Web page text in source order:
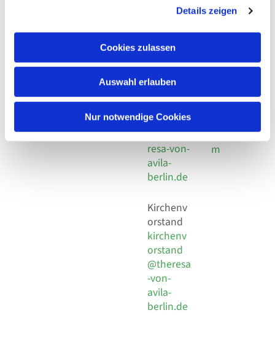
Details zeigen
Cookies zulassen
Auswahl erlauben
Nur notwendige Cookies
Kirchengemeinde Pfarrei
Hl. Theresa von Avila Berlin
Leitender Pfarrer - Norbert
Behaimstr. 39
Telefon
+49 30
924 64 28
Fax +49
30 924 54
18
E-Mail
info@the
resa-von-
avila-
berlin.de
Kirchenv
orstand
kirchenv
orstand
@theresa
-von-
avila-
berlin.de
Datensch
utz
Social
Impressu
m